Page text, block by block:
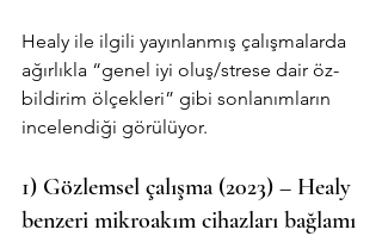
Healy ile ilgili yayınlanmış çalışmalarda
ağırlıkla “genel iyi oluş/strese dair öz-
bildirim ölçekleri” gibi sonlanımların
incelendiği görülüyor.
1) Gözlemsel çalışma (2023) – Healy
benzeri mikroakım cihazları bağlamı